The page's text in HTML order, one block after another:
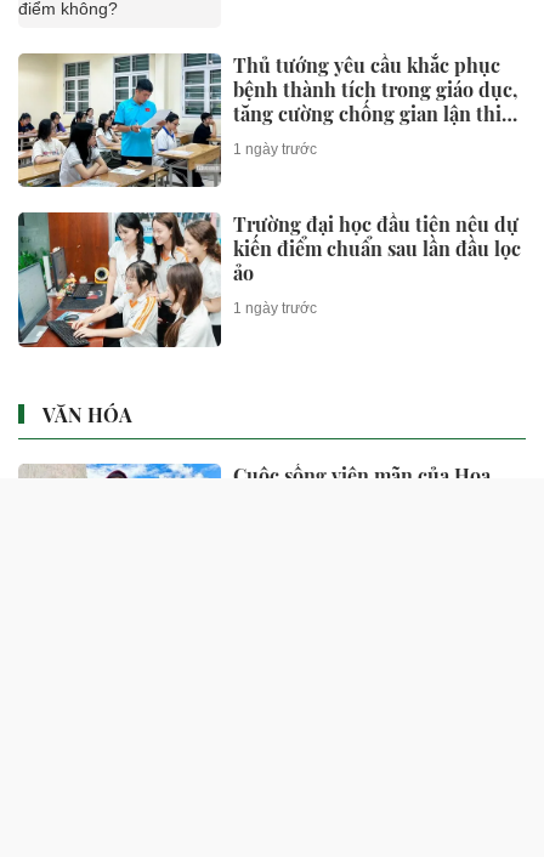
Thủ tướng yêu cầu khắc phục
bệnh thành tích trong giáo dục,
tăng cường chống gian lận thi
cử và lạm thu
1 ngày trước
Trường đại học đầu tiên nêu dự
kiến điểm chuẩn sau lần đầu lọc
ảo
1 ngày trước
VĂN HÓA
Cuộc sống viên mãn của Hoa